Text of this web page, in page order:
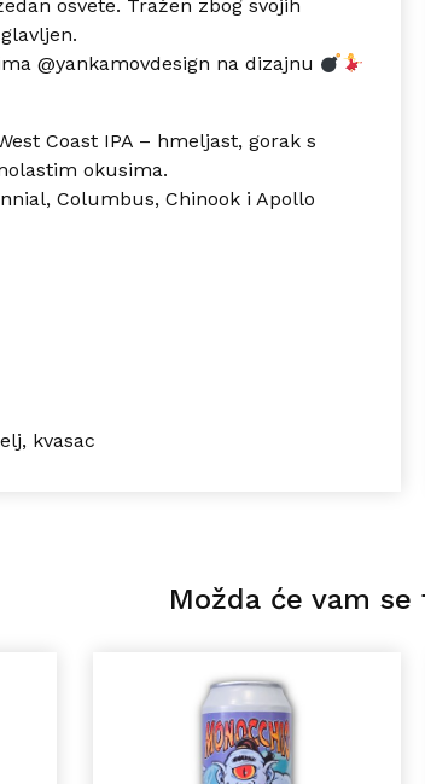
osvete. Tražen zbog svojih
@yankamovdesign na dizajnu
Coast IPA – hmeljast, gorak s
okusima.
Columbus, Chinook i Apollo
kvasac
Možda će vam